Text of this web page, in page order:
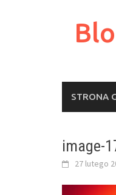
STRONA
image-
27 lutego